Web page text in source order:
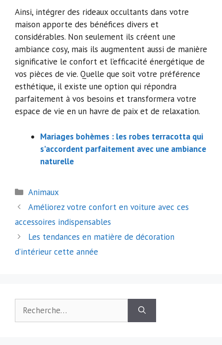
Ainsi, intégrer des rideaux occultants dans votre
maison apporte des bénéfices divers et
considérables. Non seulement ils créent une
ambiance cosy, mais ils augmentent aussi de manière
significative le confort et l’efficacité énergétique de
vos pièces de vie. Quelle que soit votre préférence
esthétique, il existe une option qui répondra
parfaitement à vos besoins et transformera votre
espace de vie en un havre de paix et de relaxation.
Mariages bohèmes : les robes terracotta qui
s’accordent parfaitement avec une ambiance
naturelle
Catégories
Animaux
Navigation
Améliorez votre confort en voiture avec ces
accessoires indispensables
Les tendances en matière de décoration
d’intérieur cette année